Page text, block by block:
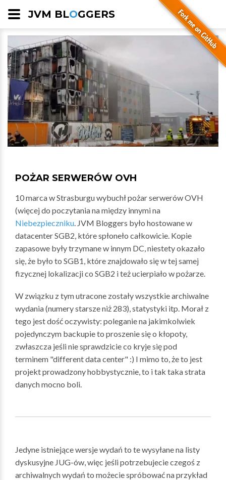
JVM BLOGGERS
POŻAR SERWERÓW OVH
10 marca w Strasburgu wybuchł pożar serwerów OVH
(więcej do poczytania na między innymi na
Niebezpieczniku. JVM Bloggers było hostowane w
datacenter SGB2, które spłoneło całkowicie. Kopie
zapasowe były trzymane w innym DC, niestety okazało
się, że było to SGB1, które znajdowało się w tej samej
fizycznej lokalizacji co SGB2 i też ucierpiało w pożarze.
W związku z tym utracone zostały wszystkie archiwalne
wydania (numery starsze niż 283), statystyki itp. Morał z
tego jest dość oczywisty: poleganie na jakimkolwiek
pojedynczym backupie to proszenie się o kłopoty,
zwłaszcza jeśli nie sprawdzicie co kryje się pod
terminem "different data center" :) I mimo to, że to jest
projekt prowadzony hobbystycznie, to i tak taka strata
danych mocno boli.
Jedyne istniejące wersje wydań to te wysyłane na listy
dyskusyjne JUG-ów, więc jeśli potrzebujecie czegoś z
archiwalnych wydań to możecie spróbować na przykład